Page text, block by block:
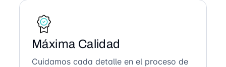
Máxima Calidad
Cuidamos cada detalle en el proceso de